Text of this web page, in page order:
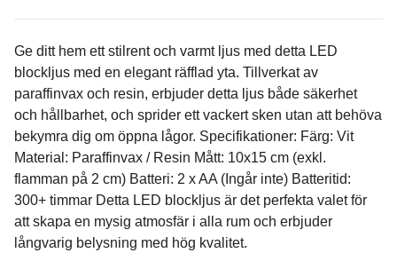
Ge ditt hem ett stilrent och varmt ljus med detta LED
blockljus med en elegant räfflad yta. Tillverkat av
paraffinvax och resin, erbjuder detta ljus både säkerhet
och hållbarhet, och sprider ett vackert sken utan att behöva
bekymra dig om öppna lågor. Specifikationer: Färg: Vit
Material: Paraffinvax / Resin Mått: 10x15 cm (exkl.
flamman på 2 cm) Batteri: 2 x AA (Ingår inte) Batteritid:
300+ timmar Detta LED blockljus är det perfekta valet för
att skapa en mysig atmosfär i alla rum och erbjuder
långvarig belysning med hög kvalitet.